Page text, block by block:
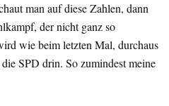
man auf diese Zahlen, dann
der nicht ganz so
wie beim letzten Mal, durchaus
SPD drin. So zumindest meine